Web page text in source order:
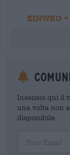
EINWEG
Inserisci qui il
una volta non
disponibile.